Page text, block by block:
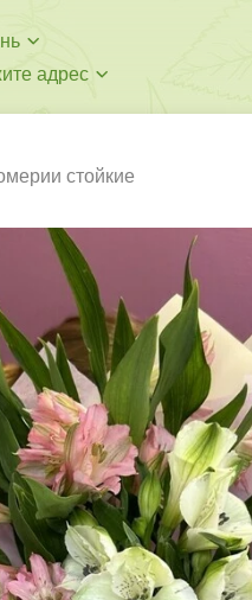
адрес
стойкие